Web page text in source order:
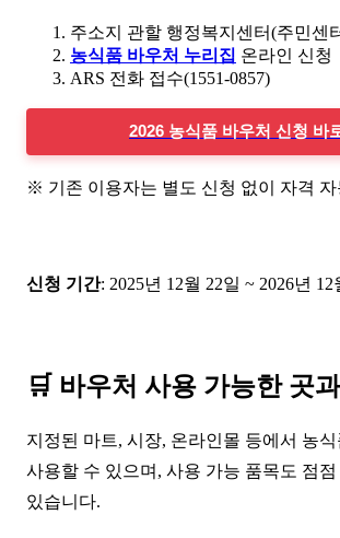
주소지 관할 행정복지센터(주민센
농식품 바우처 누리집 온라인 신청
ARS 전화 접수(1551-0857)
2026 농식품 바우처 신청 바
※ 기존 이용자는 별도 신청 없이 자격
신청 기간: 2025년 12월 22일 ~ 2026년 12
🛒 바우처 사용 가능한 곳
지정된 마트, 시장, 온라인몰 등에서 농
사용할 수 있으며, 사용 가능 품목도 점점
있습니다.